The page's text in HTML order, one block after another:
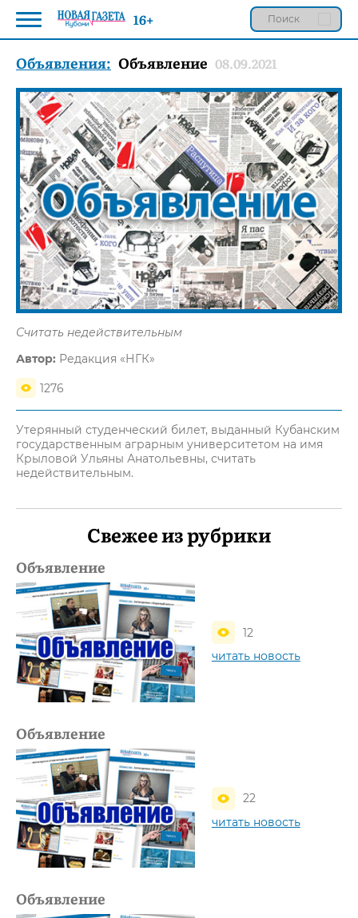
Объявления: Объявление 08.09.2021
Считать недействительным
Автор: Редакция «НГК»
1276
Утерянный студенческий билет, выданный Кубанским
государственным аграрным университетом на имя
Крыловой Ульяны Анатольевны, считать
недействительным.
Свежее из рубрики
Объявление
12
читать новость
Объявление
22
читать новость
Объявление
16+